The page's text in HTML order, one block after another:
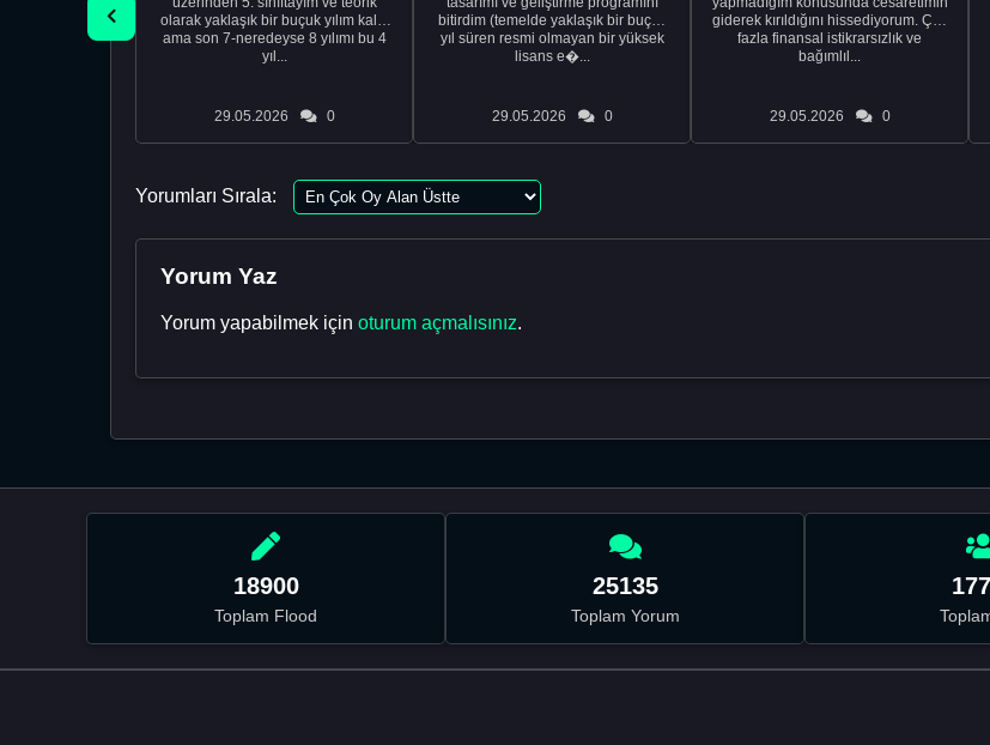
olarak yaklaşık bir buçuk yılım kaldı
ama son 7-neredeyse 8 yılımı bu 4
yıl...
29.05.2026 0
bitirdim (temelde yaklaşık bir buçuk
yıl süren resmi olmayan bir yüksek
lisans e�...
29.05.2026 0
giderek kırıldığını hissediyorum. Çok
fazla finansal istikrarsızlık ve
bağımlıl...
29.05.2026 0
Yorumları Sırala:
Yorum Yaz
Yorum yapabilmek için oturum açmalısınız.
18900
Toplam Flood
25135
Toplam Yorum